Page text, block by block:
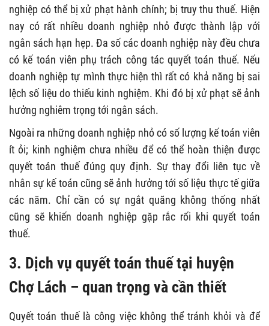
nghiệp có thể bị xử phạt hành chính; bị truy thu thuế. Hiện
nay có rất nhiều doanh nghiệp nhỏ được thành lập với
ngân sách hạn hẹp. Đa số các doanh nghiệp này đều chưa
có kế toán viên phụ trách công tác quyết toán thuế. Nếu
doanh nghiệp tự mình thực hiện thì rất có khả năng bị sai
lệch số liệu do thiếu kinh nghiệm. Khi đó bị xử phạt sẽ ảnh
hưởng nghiêm trọng tới ngân sách.
Ngoài ra những doanh nghiệp nhỏ có số lượng kế toán viên
ít ỏi; kinh nghiệm chưa nhiều để có thể hoàn thiện được
quyết toán thuế đúng quy định. Sự thay đổi liên tục về
nhân sự kế toán cũng sẽ ảnh hưởng tới số liệu thực tế giữa
các năm. Chỉ cần có sự ngắt quãng không thống nhất
cũng sẽ khiến doanh nghiệp gặp rắc rối khi quyết toán
thuế.
3. Dịch vụ quyết toán thuế tại huyện
Chợ Lách – quan trọng và cần thiết
Quyết toán thuế là công việc không thể tránh khỏi và để